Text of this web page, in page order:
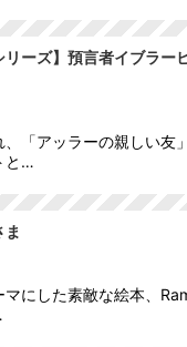
リーズ】預言者イブラ
「アッラーの親しい友
と…
マにした素敵な絵本、